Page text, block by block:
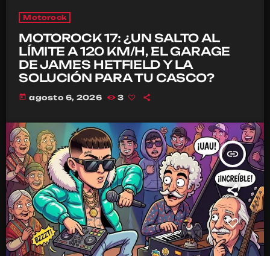
Motorock
MOTOROCK 17: ¿UN SALTO AL
LÍMITE A 120 KM/H, EL GARAGE
DE JAMES HETFIELD Y LA
SOLUCIÓN PARA TU CASCO?
today agosto 6, 2026 3
insert_link